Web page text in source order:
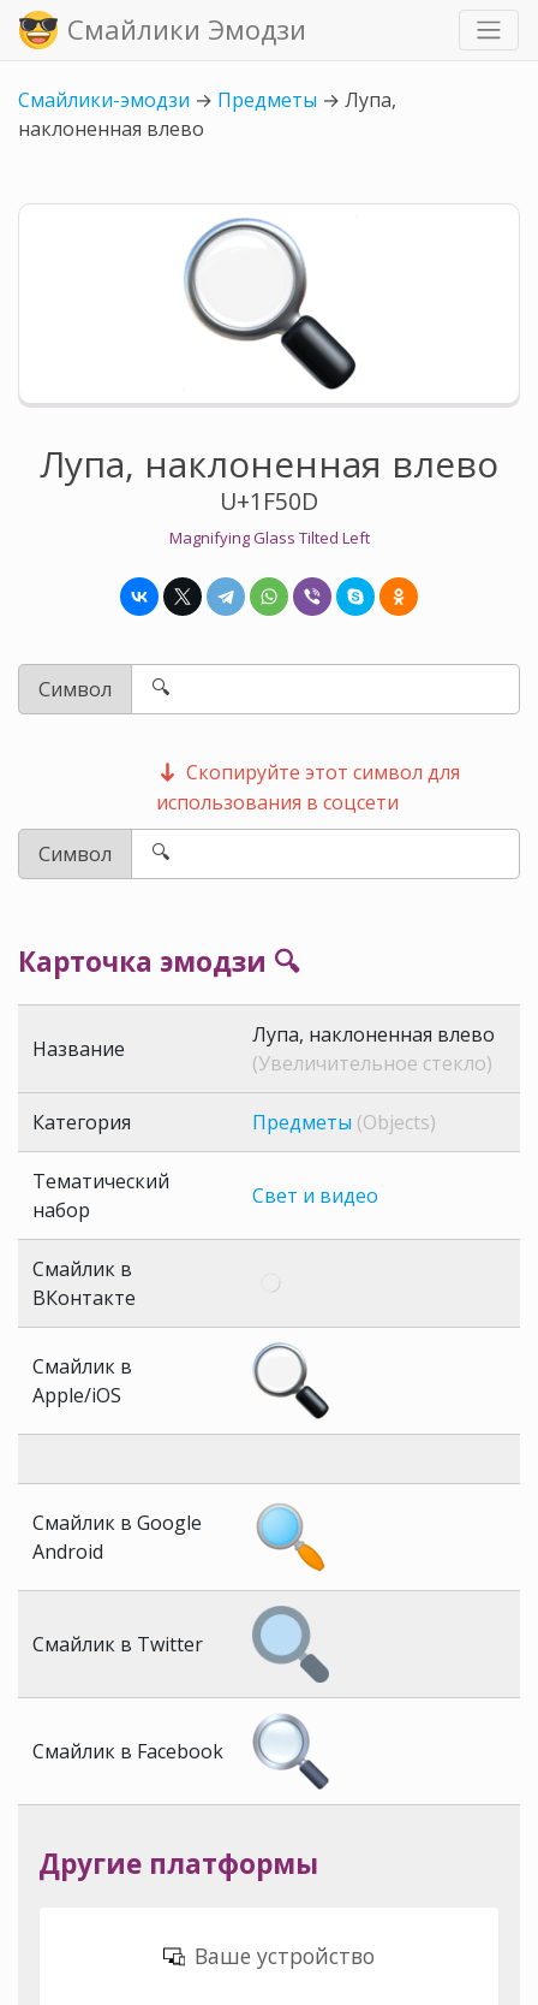
Смайлики Эмодзи
Смайлики-эмодзи → Предметы → Лупа,
наклоненная влево
Лупа, наклоненная влево
U+1F50D
Magnifying Glass Tilted Left
Символ
Скопируйте этот символ для
использования в соцсети
Символ
Карточка эмодзи 🔍
Название
Лупа, наклоненная влево
(Увеличительное стекло)
Категория Предметы (Objects)
Тематический
набор
Свет и видео
Смайлик в
ВКонтакте
Смайлик в
Apple/iOS
Смайлик в Google
Android
Смайлик в Twitter
Смайлик в Facebook
Другие платформы
Ваше устройство